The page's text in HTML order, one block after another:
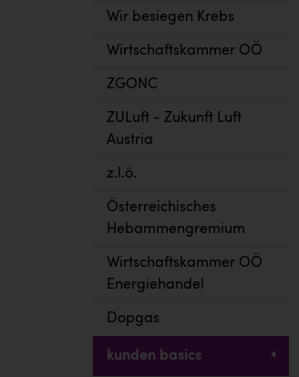
Wir besiegen Krebs
Wirtschaftskammer OÖ
ZGONC
ZULuft - Zukunft Luft
Austria
z.l.ö.
Österreichisches
Hebammengremium
Wirtschaftskammer OÖ
Energiehandel
Dopgas
kunden basics